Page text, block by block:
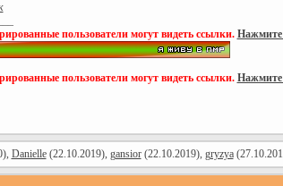
пользователи могут видеть ссылки. Нажмите
пользователи могут видеть ссылки. Нажмите
Danielle(22.10.2019), gansior(22.10.2019), gryzya